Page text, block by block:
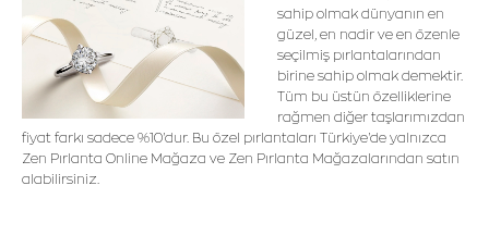
sahip olmak dünyanın en
güzel, en nadir ve en özenle
seçilmiş pırlantalarından
birine sahip olmak demektir.
Tüm bu üstün özelliklerine
rağmen diğer taşlarımızdan
fiyat farkı sadece %10'dur. Bu özel pırlantaları Türkiye'de yalnızca
Zen Pırlanta Online Mağaza ve Zen Pırlanta Mağazalarından satın
alabilirsiniz.